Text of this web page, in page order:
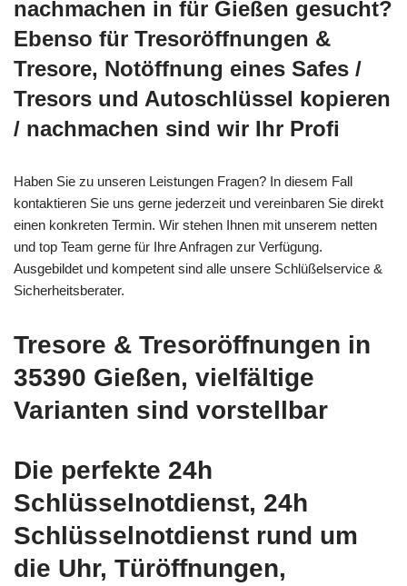
nachmachen in für Gießen gesucht?
Ebenso für Tresoröffnungen &
Tresore, Notöffnung eines Safes /
Tresors und Autoschlüssel kopieren
/ nachmachen sind wir Ihr Profi
Haben Sie zu unseren Leistungen Fragen? In diesem Fall
kontaktieren Sie uns gerne jederzeit und vereinbaren Sie direkt
einen konkreten Termin. Wir stehen Ihnen mit unserem netten
und top Team gerne für Ihre Anfragen zur Verfügung.
Ausgebildet und kompetent sind alle unsere Schlüßelservice &
Sicherheitsberater.
Tresore & Tresoröffnungen in
35390 Gießen, vielfältige
Varianten sind vorstellbar
Die perfekte 24h
Schlüsselnotdienst, 24h
Schlüsselnotdienst rund um
die Uhr, Türöffnungen,